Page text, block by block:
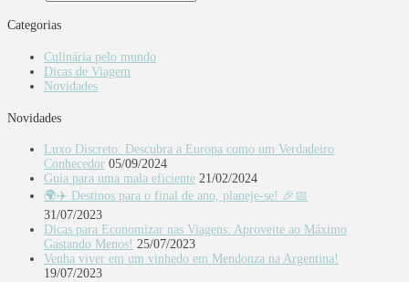
Categorias
Culinária pelo mundo
Dicas de Viagem
Novidades
Novidades
Luxo Discreto: Descubra a Europa como um Verdadeiro
Conhecedor 05/09/2024
Guia para uma mala eficiente 21/02/2024
🌍✈️ Destinos para o final de ano, planeje-se! 🎉📅
31/07/2023
Dicas para Economizar nas Viagens: Aproveite ao Máximo
Gastando Menos! 25/07/2023
Venha viver em um vinhedo em Mendonza na Argentina!
19/07/2023